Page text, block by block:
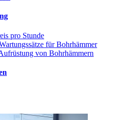
pro Stunde
für Bohrhämmer
von Bohrhämmern